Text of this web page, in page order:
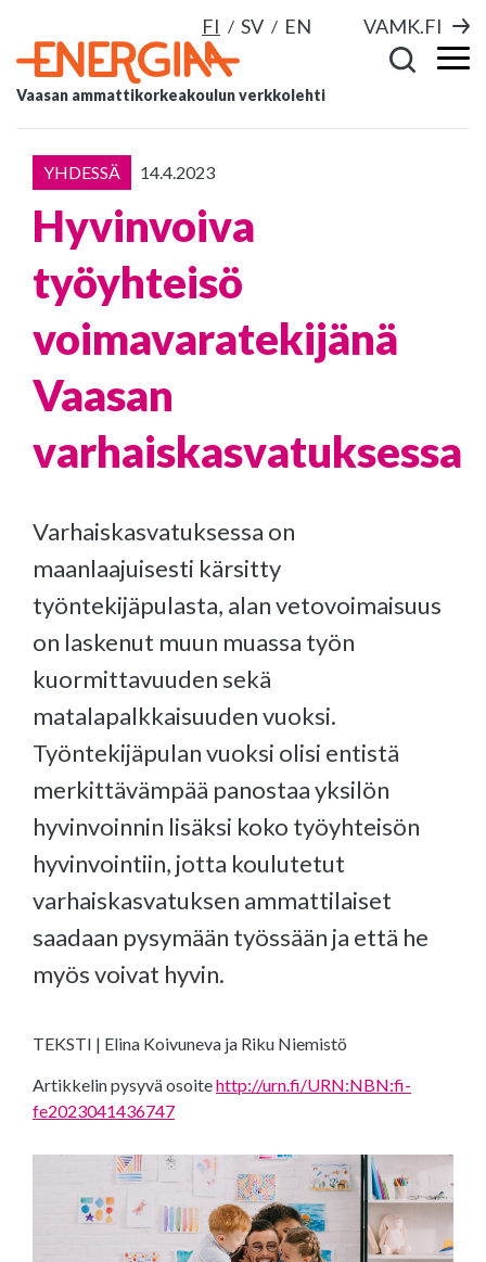
FI SV EN VAMK.FI
Vaasan ammattikorkeakoulun verkkolehti
YHDESSÄ 14.4.2023
Hyvinvoiva
työyhteisö
voimavaratekijänä
Vaasan
varhaiskasvatuksessa
Varhaiskasvatuksessa on
maanlaajuisesti kärsitty
työntekijäpulasta, alan vetovoimaisuus
on laskenut muun muassa työn
kuormittavuuden sekä
matalapalkkaisuuden vuoksi.
Työntekijäpulan vuoksi olisi entistä
merkittävämpää panostaa yksilön
hyvinvoinnin lisäksi koko työyhteisön
hyvinvointiin, jotta koulutetut
varhaiskasvatuksen ammattilaiset
saadaan pysymään työssään ja että he
myös voivat hyvin.
TEKSTI | Elina Koivuneva ja Riku Niemistö
Artikkelin pysyvä osoitehttp://urn.fi/URN:NBN:fi-
fe2023041436747